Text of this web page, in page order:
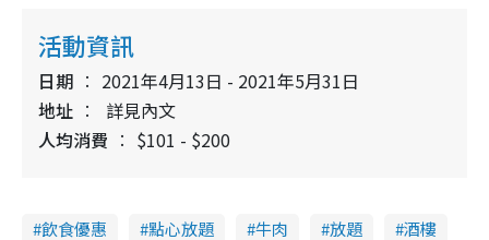
活動資訊
日期
2021年4月13日 - 2021年5月31日
地址
詳見內文
人均消費
$101 - $200
飲食優惠 點心放題 牛肉 放題
酒樓